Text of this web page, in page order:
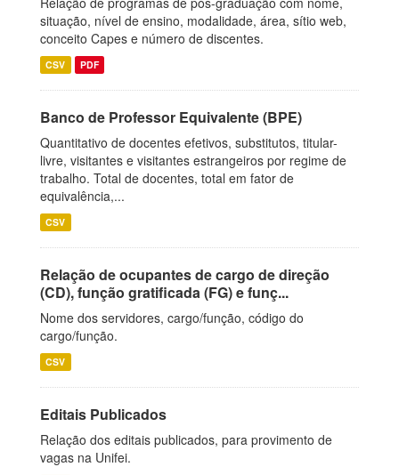
situação, nível de ensino, modalidade, área, sítio web,
conceito Capes e número de discentes.
CSV PDF
Banco de Professor Equivalente (BPE)
Quantitativo de docentes efetivos, substitutos, titular-
livre, visitantes e visitantes estrangeiros por regime de
trabalho. Total de docentes, total em fator de
equivalência,...
CSV
Relação de ocupantes de cargo de direção
(CD), função gratificada (FG) e funç...
Nome dos servidores, cargo/função, código do
cargo/função.
CSV
Editais Publicados
Relação dos editais publicados, para provimento de
vagas na Unifei.